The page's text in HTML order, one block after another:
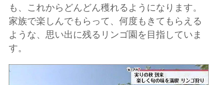
も、これからどんどん穫れるようになります。
家族で楽しんでもらって、何度もきてもらえる
ような、思い出に残るリンゴ園を目指していま
す。